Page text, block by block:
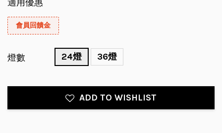
適用優惠
會員回饋金
燈數 24燈 36燈
ADD TO WISHLIST